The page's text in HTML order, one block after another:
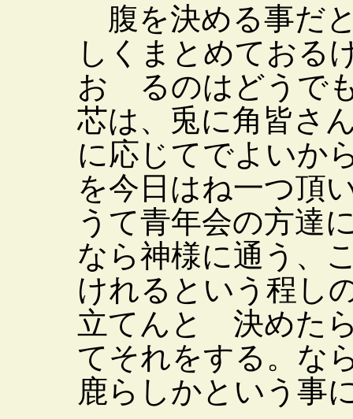
腹を決める事だ
しくまとめておる
お るのはどうで
芯は、兎に角皆さ
に応じてでよいか
を今日はね一つ頂
うて青年会の方達
なら神様に通う、
けれるという程し
立てんと 決めた
てそれをする。な
鹿らしかという事